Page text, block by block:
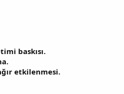
baskısı.
etkilenmesi.